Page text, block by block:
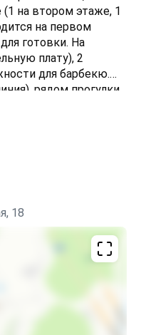
на втором этаже, 1
на первом
готовки. На
плату), 2
для барбекю.
рядом прогулки
Магазины,
Гостевой дом
год!
18